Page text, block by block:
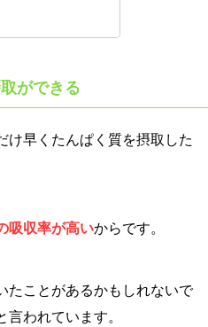
ができる
け早くたんぱく質を摂取した
吸収率が高いからです。
たことがあるかもしれないで
言われています。